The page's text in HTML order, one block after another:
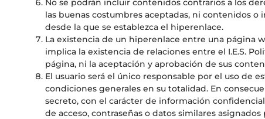
No se podrán incluir contenidos contrarios a los
las buenas costumbres aceptadas, ni contenidos
desde la que se establezca el hiperenlace.
La existencia de un hiperenlace entre una página
implica la existencia de relaciones entre el I.E.S.
página, ni la aceptación y aprobación de sus
El usuario será el único responsable por el uso de
condiciones generales en su totalidad. En
secreto, con el carácter de información
de acceso, contraseñas o datos similares